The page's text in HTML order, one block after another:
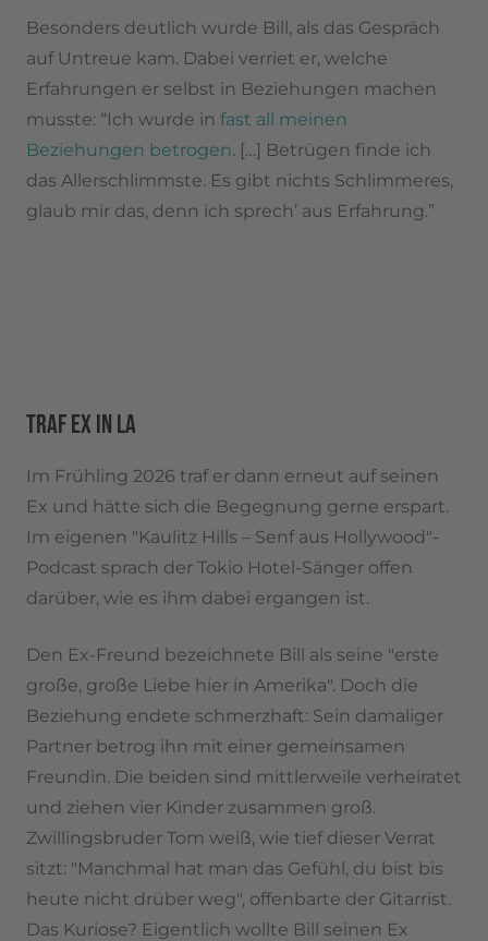
Besonders deutlich wurde Bill, als das Gespräch
auf Untreue kam. Dabei verriet er, welche
Erfahrungen er selbst in Beziehungen machen
musste: “Ich wurde in fast all meinen
Beziehungen betrogen. […] Betrügen finde ich
das Allerschlimmste. Es gibt nichts Schlimmeres,
glaub mir das, denn ich sprech’ aus Erfahrung.”
TRAF EX IN LA
Im Frühling 2026 traf er dann erneut auf seinen
Ex und hätte sich die Begegnung gerne erspart.
Im eigenen "Kaulitz Hills – Senf aus Hollywood"-
Podcast sprach der Tokio Hotel-Sänger offen
darüber, wie es ihm dabei ergangen ist.
Den Ex-Freund bezeichnete Bill als seine "erste
große, große Liebe hier in Amerika". Doch die
Beziehung endete schmerzhaft: Sein damaliger
Partner betrog ihn mit einer gemeinsamen
Freundin. Die beiden sind mittlerweile verheiratet
und ziehen vier Kinder zusammen groß.
Zwillingsbruder Tom weiß, wie tief dieser Verrat
sitzt: "Manchmal hat man das Gefühl, du bist bis
heute nicht drüber weg", offenbarte der Gitarrist.
Das Kuriose? Eigentlich wollte Bill seinen Ex